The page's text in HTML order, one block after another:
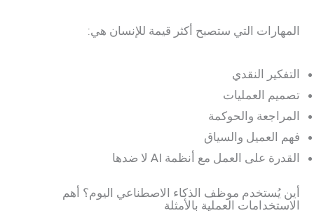
المهارات التي ستصبح أكثر قيمة للإنسان هي:
التفكير النقدي
تصميم العمليات
المراجعة والحوكمة
فهم العميل والسياق
القدرة على العمل مع أنظمة AI لا ضدها
أين يُستخدم موظف الذكاء الاصطناعي اليوم؟ أهم
الاستخدامات العملية بالأمثلة